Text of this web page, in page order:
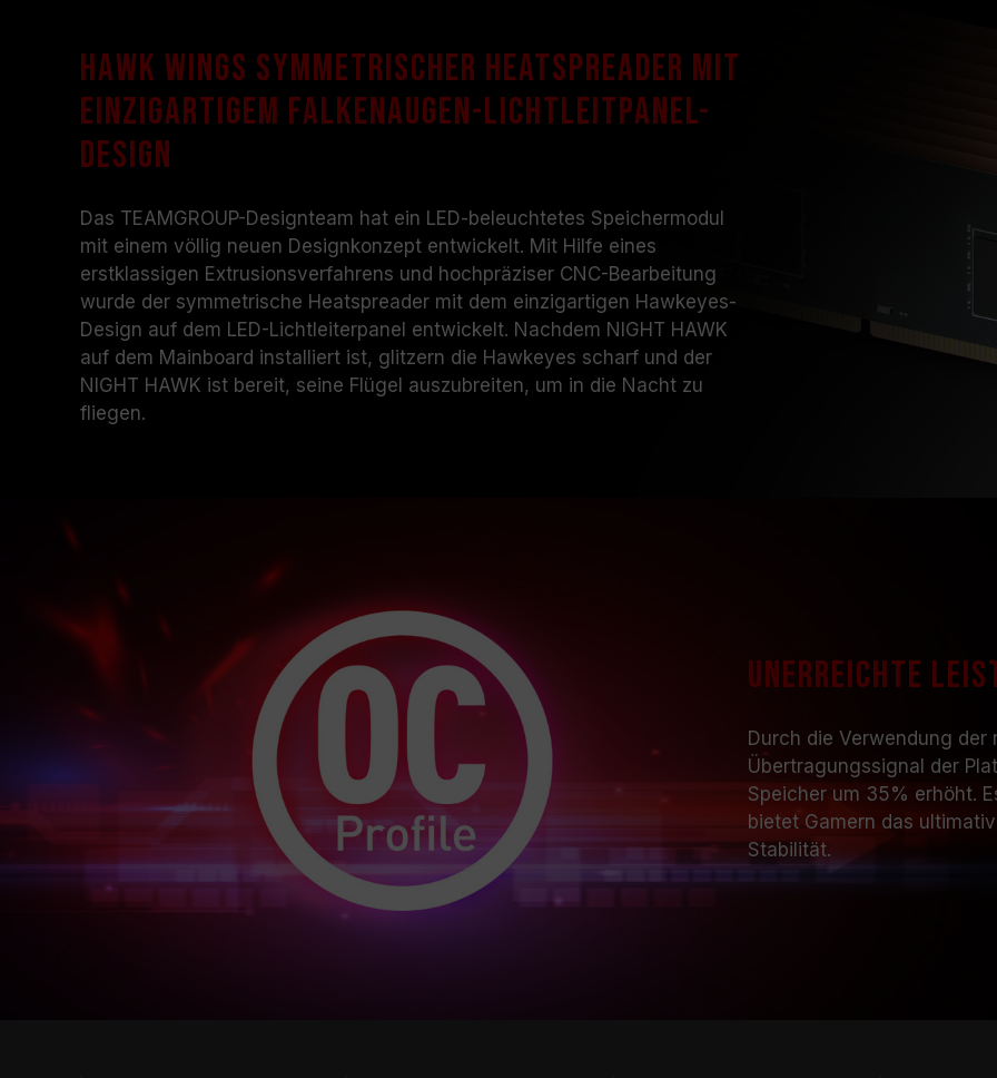
Hawk Wings symmetrischer Heatspreader mit
einzigartigem Falkenaugen-Lichtleitpanel-
Design
Das TEAMGROUP-Designteam hat ein LED-beleuchtetes Speichermodul
mit einem völlig neuen Designkonzept entwickelt. Mit Hilfe eines
erstklassigen Extrusionsverfahrens und hochpräziser CNC-Bearbeitung
wurde der symmetrische Heatspreader mit dem einzigartigen Hawkeyes-
Design auf dem LED-Lichtleiterpanel entwickelt. Nachdem NIGHT HAWK
auf dem Mainboard installiert ist, glitzern die Hawkeyes scharf und der
NIGHT HAWK ist bereit, seine Flügel auszubreiten, um in die Nacht zu
fliegen.
Unerreichte
Durch die Verwendung der
Übertragungssignal der
Speicher um 35% erhöht.
bietet Gamern das
Stabilität.